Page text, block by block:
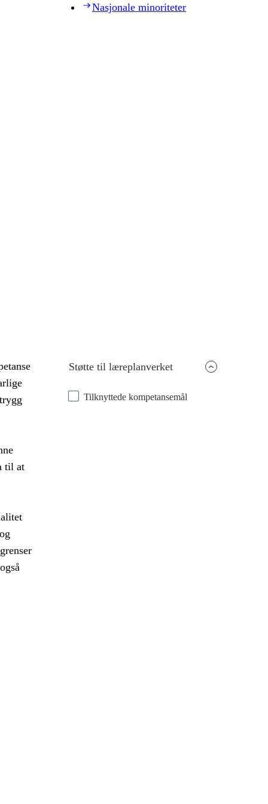
Nasjonale minoriteter
Støtte til læreplanverket
Tilknyttede kompetansemål
til at